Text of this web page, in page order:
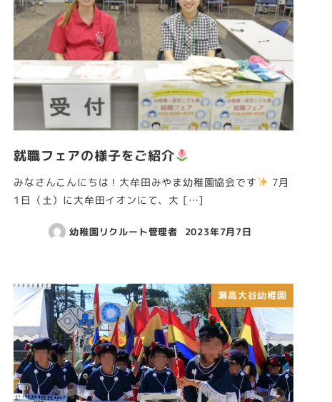
就職フェアの様子をご紹介
みなさんこんにちは！大牟田みやま幼稚園協会です
7月
1日（土）に大牟田イオンにて、大 […]
幼稚園リクルート管理者 2023年7月7日
瀬高大谷幼稚園